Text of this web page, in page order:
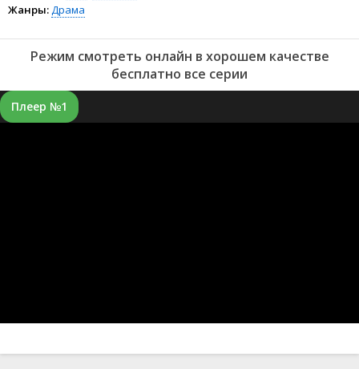
Жанры:Драма
Режим смотреть онлайн в хорошем качестве
бесплатно все серии
Плеер №1